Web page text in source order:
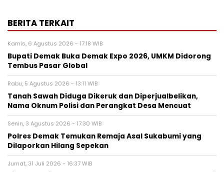
BERITA TERKAIT
Kamis, 6 Agustus 2026 - 17:18 WIB
Bupati Demak Buka Demak Expo 2026, UMKM Didorong
Tembus Pasar Global
Rabu, 5 Agustus 2026 - 13:11 WIB
Tanah Sawah Diduga Dikeruk dan Diperjualbelikan,
Nama Oknum Polisi dan Perangkat Desa Mencuat
Senin, 3 Agustus 2026 - 17:30 WIB
Polres Demak Temukan Remaja Asal Sukabumi yang
Dilaporkan Hilang Sepekan
Jumat, 31 Juli 2026 - 16:37 WIB